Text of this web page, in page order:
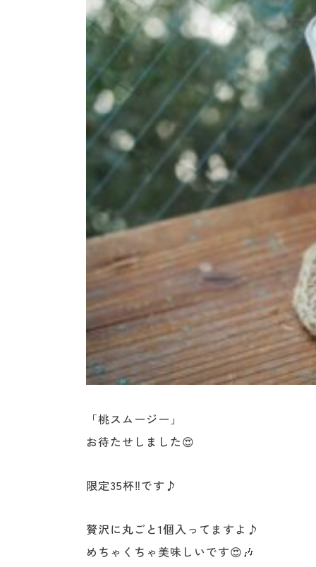
「桃スムージー」
お待たせしました😍
限定35杯‼️です♪
贅沢に丸ごと1個入ってますよ♪
めちゃくちゃ美味しいです😍🎶